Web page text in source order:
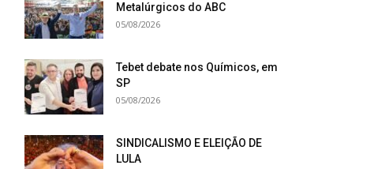
Metalúrgicos do ABC
05/08/2026
Tebet debate nos Químicos, em
SP
05/08/2026
SINDICALISMO E ELEIÇÃO DE
LULA